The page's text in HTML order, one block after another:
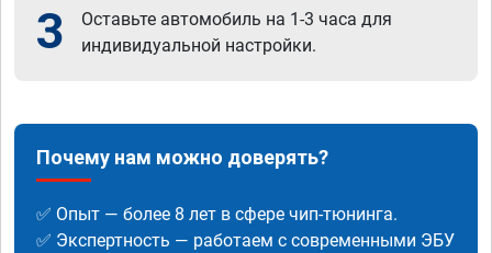
3
Оставьте автомобиль на 1-3 часа для
индивидуальной настройки.
Почему нам можно доверять?
✅ Опыт — более 8 лет в сфере чип-тюнинга.
✅ Экспертность — работаем с современными ЭБУ